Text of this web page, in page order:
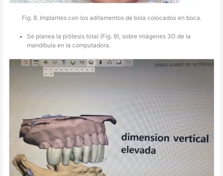
Fig. 8. Implantes con los aditamentos de bola colocados en boca.
Se planea la prótesis total (Fig. 9), sobre imágenes 3D de la
mandíbula en la computadora.